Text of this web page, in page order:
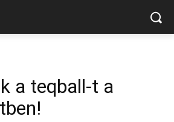
a teqball-t a